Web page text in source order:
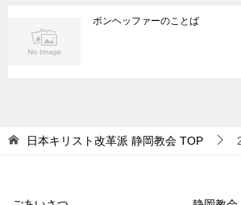
ボンヘッファーのことば
日本キリスト改革派 静岡教会 TOP